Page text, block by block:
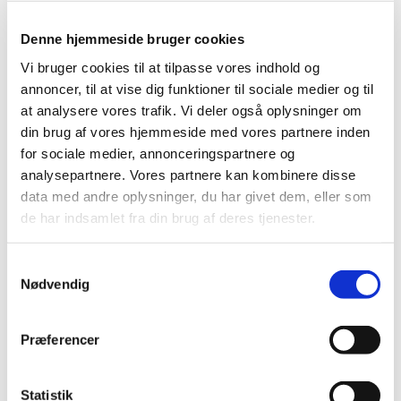
Denne hjemmeside bruger cookies
Vi bruger cookies til at tilpasse vores indhold og
annoncer, til at vise dig funktioner til sociale medier og til
at analysere vores trafik. Vi deler også oplysninger om
din brug af vores hjemmeside med vores partnere inden
for sociale medier, annonceringspartnere og
analysepartnere. Vores partnere kan kombinere disse
data med andre oplysninger, du har givet dem, eller som
de har indsamlet fra din brug af deres tjenester.
Nødvendig
Præferencer
Statistik
Lægemiddelstyrelsen har besluttet, at Xofluza,
filmovertrukne tabletter med indhold af…
Status på behandlede indberetninger om
formodede bivirkninger ved Vaxzevria, uge 18
|6. maj 2021 |
1.751 indberetninger om formodede bivirkninger ved
Vaxzevria er behandlet. De fleste er kendte og…
Status på behandlede indberetninger om
formodede bivirkninger ved COVID-19 Vaccine
Moderna, uge 18
358 indberetninger om formodede bivirkninger ved